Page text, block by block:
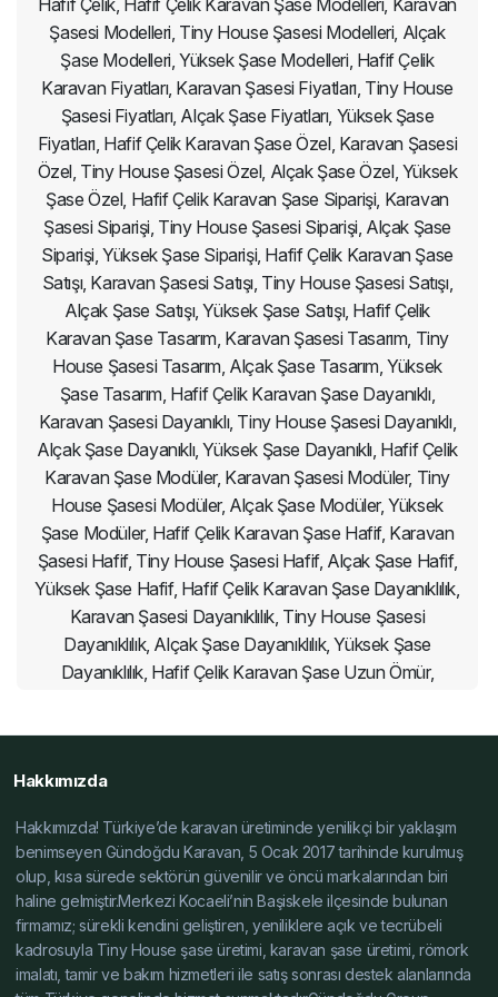
Hafif Çelik, Hafif Çelik Karavan Şase Modelleri, Karavan
Şasesi Modelleri, Tiny House Şasesi Modelleri, Alçak
Şase Modelleri, Yüksek Şase Modelleri, Hafif Çelik
Karavan Fiyatları, Karavan Şasesi Fiyatları, Tiny House
Şasesi Fiyatları, Alçak Şase Fiyatları, Yüksek Şase
Fiyatları, Hafif Çelik Karavan Şase Özel, Karavan Şasesi
Özel, Tiny House Şasesi Özel, Alçak Şase Özel, Yüksek
Şase Özel, Hafif Çelik Karavan Şase Siparişi, Karavan
Şasesi Siparişi, Tiny House Şasesi Siparişi, Alçak Şase
Siparişi, Yüksek Şase Siparişi, Hafif Çelik Karavan Şase
Satışı, Karavan Şasesi Satışı, Tiny House Şasesi Satışı,
Alçak Şase Satışı, Yüksek Şase Satışı, Hafif Çelik
Karavan Şase Tasarım, Karavan Şasesi Tasarım, Tiny
House Şasesi Tasarım, Alçak Şase Tasarım, Yüksek
Şase Tasarım, Hafif Çelik Karavan Şase Dayanıklı,
Karavan Şasesi Dayanıklı, Tiny House Şasesi Dayanıklı,
Alçak Şase Dayanıklı, Yüksek Şase Dayanıklı, Hafif Çelik
Karavan Şase Modüler, Karavan Şasesi Modüler, Tiny
House Şasesi Modüler, Alçak Şase Modüler, Yüksek
Şase Modüler, Hafif Çelik Karavan Şase Hafif, Karavan
Şasesi Hafif, Tiny House Şasesi Hafif, Alçak Şase Hafif,
Yüksek Şase Hafif, Hafif Çelik Karavan Şase Dayanıklılık,
Karavan Şasesi Dayanıklılık, Tiny House Şasesi
Dayanıklılık, Alçak Şase Dayanıklılık, Yüksek Şase
Dayanıklılık, Hafif Çelik Karavan Şase Uzun Ömür,
Tiny House Şasesi Teknik, Alçak Şase Teknik, Yüksek
Karavan Şasesi Profesyonel, Tiny House Şasesi
Profesyonel, Alçak Şase Profesyonel, Yüksek Şase
Profesyonel, Hafif Çelik Karavan Şase Özellikleri,
Karavan Şasesi Özellikleri, Tiny House Şasesi Özellikleri,
Alçak Şase Özellikleri, Yüksek Şase Özellikleri, Hafif Çelik
Karavan Şase Fuar, Karavan Şasesi Fuar, Tiny House
Hakkımızda
Hakkımızda! Türkiye’de karavan üretiminde yenilikçi bir yaklaşım
benimseyen Gündoğdu Karavan, 5 Ocak 2017 tarihinde kurulmuş
olup, kısa sürede sektörün güvenilir ve öncü markalarından biri
haline gelmiştir.Merkezi Kocaeli’nin Başiskele ilçesinde bulunan
firmamız; sürekli kendini geliştiren, yeniliklere açık ve tecrübeli
kadrosuyla Tiny House şase üretimi, karavan şase üretimi, römork
imalatı, tamir ve bakım hizmetleri ile satış sonrası destek alanlarında